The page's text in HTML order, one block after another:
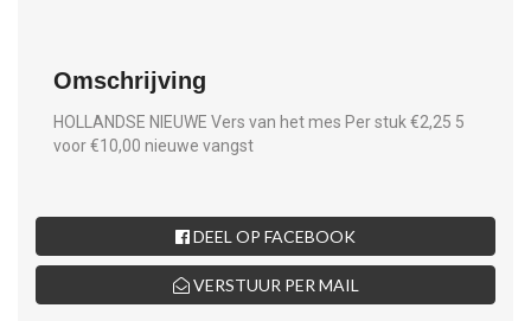
Omschrijving
HOLLANDSE NIEUWE Vers van het mes Per stuk €2,25 5
voor €10,00 nieuwe vangst
DEEL OP FACEBOOK
VERSTUUR PER MAIL